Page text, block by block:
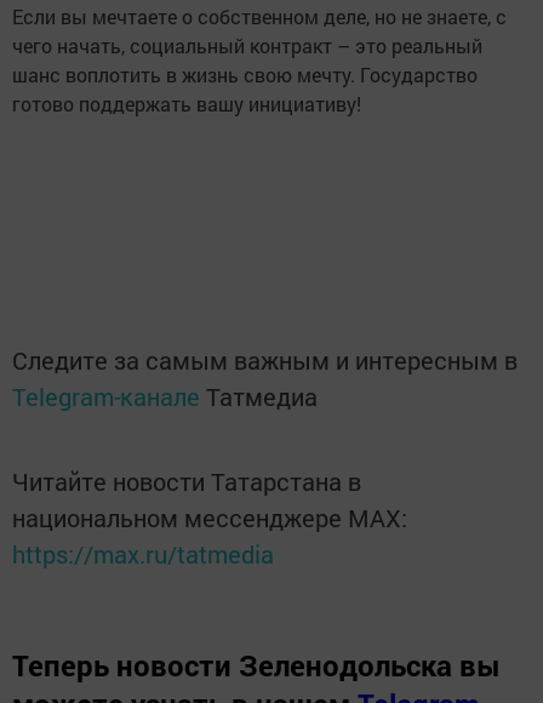
Если вы мечтаете о собственном деле, но не знаете, с
чего начать, социальный контракт – это реальный
шанс воплотить в жизнь свою мечту. Государство
готово поддержать вашу инициативу!
Следите за самым важным и интересным в
Telegram-канале Татмедиа
Читайте новости Татарстана в
национальном мессенджере MАХ:
https://max.ru/tatmedia
Теперь новости Зеленодольска вы